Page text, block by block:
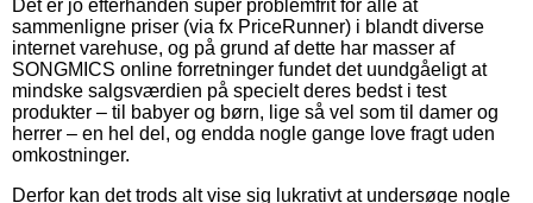
Det er jo efterhånden super problemfrit for alle at
sammenligne priser (via fx PriceRunner) i blandt diverse
internet varehuse, og på grund af dette har masser af
SONGMICS online forretninger fundet det uundgåeligt at
mindske salgsværdien på specielt deres bedst i test
produkter – til babyer og børn, lige så vel som til damer og
herrer – en hel del, og endda nogle gange love fragt uden
omkostninger.
Derfor kan det trods alt vise sig lukrativt at undersøge nogle